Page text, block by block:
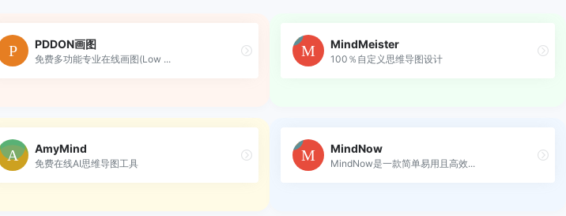
PDDON画图
免费多功能专业在线画图(Low ...
MindMeister
100％自定义思维导图设计
AmyMind
免费在线AI思维导图工具
MindNow
MindNow是一款简单易用且高效...